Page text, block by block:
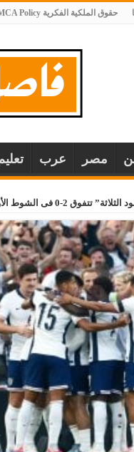
حقوق الملكية الفكرية DMCA Policy
مصر عرب
تتفوق 2-0 فى الشوط الأول